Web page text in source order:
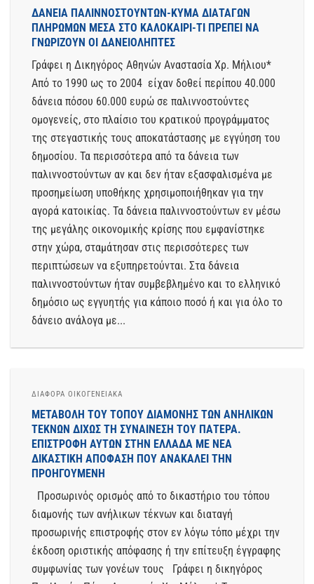
ΔΑΝΕΙΑ ΠΑΛΙΝΝΟΣΤΟΥΝΤΩΝ-ΚΥΜΑ ΔΙΑΤΑΓΩΝ
ΠΛΗΡΩΜΩΝ ΜΕΣΑ ΣΤΟ ΚΑΛΟΚΑΙΡΙ-ΤΙ ΠΡΕΠΕΙ ΝΑ
ΓΝΩΡΙΖΟΥΝ ΟΙ ΔΑΝΕΙΟΛΗΠΤΕΣ
Γράφει η Δικηγόρος Αθηνών Αναστασία Χρ. Μήλιου*
Από το 1990 ως το 2004 είχαν δοθεί περίπου 40.000
δάνεια πόσου 60.000 ευρώ σε παλιννοστούντες
ομογενείς, στο πλαίσιο του κρατικού προγράμματος
της στεγαστικής τους αποκατάστασης με εγγύηση του
δημοσίου. Τα περισσότερα από τα δάνεια των
παλιννοστούντων αν και δεν ήταν εξασφαλισμένα με
προσημείωση υποθήκης χρησιμοποιήθηκαν για την
αγορά κατοικίας. Τα δάνεια παλιννοστούντων εν μέσω
της μεγάλης οικονομικής κρίσης που εμφανίστηκε
στην χώρα, σταμάτησαν στις περισσότερες των
περιπτώσεων να εξυπηρετούνται. Στα δάνεια
παλιννοστούντων ήταν συμβεβλημένο και το ελληνικό
δημόσιο ως εγγυητής για κάποιο ποσό ή και για όλο το
δάνειο ανάλογα με...
ΔΙΆΦΟΡΑ ΟΙΚΟΓΕΝΕΙΑΚΆ
ΜΕΤΑΒΟΛΉ ΤΟΥ ΤΌΠΟΥ ΔΙΑΜΟΝΉΣ ΤΩΝ ΑΝΉΛΙΚΩΝ
ΤΈΚΝΩΝ ΔΊΧΩΣ ΤΗ ΣΥΝΑΊΝΕΣΗ ΤΟΥ ΠΑΤΈΡΑ.
ΕΠΙΣΤΡΟΦΉ ΑΥΤΏΝ ΣΤΗΝ ΕΛΛΆΔΑ ΜΕ ΝΈΑ
ΔΙΚΑΣΤΙΚΉ ΑΠΌΦΑΣΗ ΠΟΥ ΑΝΑΚΑΛΕΊ ΤΗΝ
ΠΡΟΗΓΟΎΜΕΝΗ
Προσωρινός ορισμός από το δικαστήριο του τόπου
διαμονής των ανήλικων τέκνων και διαταγή
προσωρινής επιστροφής στον εν λόγω τόπο μέχρι την
έκδοση οριστικής απόφασης ή την επίτευξη έγγραφης
συμφωνίας των γονέων τους Γράφει η δικηγόρος